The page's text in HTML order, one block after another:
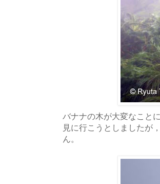
バナナの木が大変なこと
見に行こうとしましたが
ん。